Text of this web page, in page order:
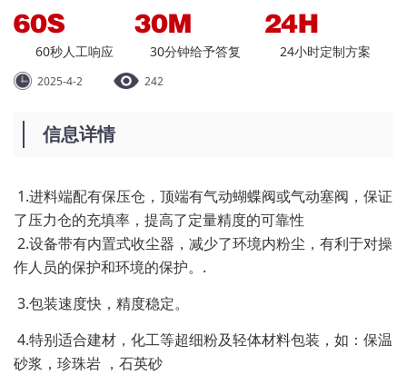
60秒人工响应 30分钟给予答复 24小时定制方案
2025-4-2 242
信息详情
1.进料端配有保压仓，顶端有气动蝴蝶阀或气动塞阀，保证
了压力仓的充填率，提高了定量精度的可靠性
2.设备带有内置式收尘器，减少了环境内粉尘，有利于对操
作人员的保护和环境的保护。.
3.包装速度快，精度稳定。
4.特别适合建材，化工等超细粉及轻体材料包装，如：保温
砂浆，珍珠岩 ，石英砂